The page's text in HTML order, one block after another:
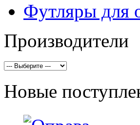
Футляры для
Производители
Новые